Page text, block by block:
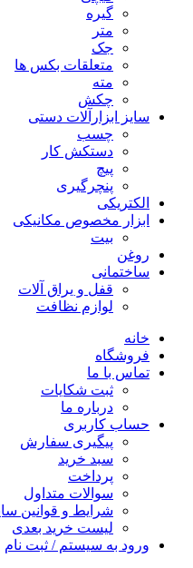
گیره
متر
جک
متعلقات بکس ها
مته
چکش
سایز ابزارآلات دستی
چسب
دستکش کار
پیچ
پنچرگیری
الکتریکی
ابزار مخصوص مکانیکی
بیت
روغن
ساختمانی
قفل و یراق آلات
لوازم نظافت
خانه
فروشگاه
تماس با ما
ثبت شکایات
درباره ما
حساب کاربری
پیگیری سفارش
سبد خرید
پرداخت
سوالات متداول
شرایط و قوانین
لیست خرید بعدی
ورود به سیستم / ثبت نام